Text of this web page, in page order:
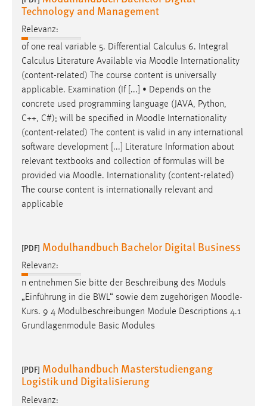
Technology and Management
Relevanz:
of one real variable 5. Differential Calculus 6. Integral
Calculus Literature Available via Moodle Internationality
(content-related) The course content is universally
applicable. Examination (If [...] • Depends on the
concrete used programming language (JAVA, Python,
C++, C#); will be specified in Moodle Internationality
(content-related) The content is valid in any international
software development [...] Literature Information about
relevant textbooks and collection of formulas will be
provided via Moodle. Internationality (content-related)
The course content is internationally relevant and
applicable
[PDF] Modulhandbuch Bachelor Digital Business
Relevanz:
n entnehmen Sie bitte der Beschreibung des Moduls
„Einführung in die BWL“ sowie dem zugehörigen Moodle-
Kurs. 9 4 Modulbeschreibungen Module Descriptions 4.1
Grundlagenmodule Basic Modules
[PDF] Modulhandbuch Masterstudiengang
Logistik und Digitalisierung
Relevanz: